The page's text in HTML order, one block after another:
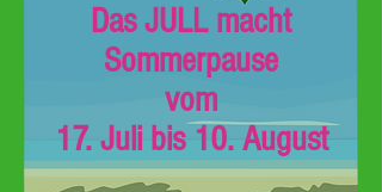
Das JULL macht
Sommerpause
vom
17. Juli bis 10. August